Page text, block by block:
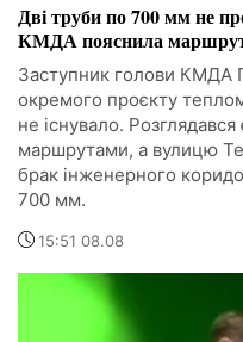
Дві труби по 700 мм не
КМДА пояснила
Заступник голови КМДА
окремого проєкту
не існувало.
маршрутами, а вулицю
брак інженерного
700 мм.
15:51 08.08